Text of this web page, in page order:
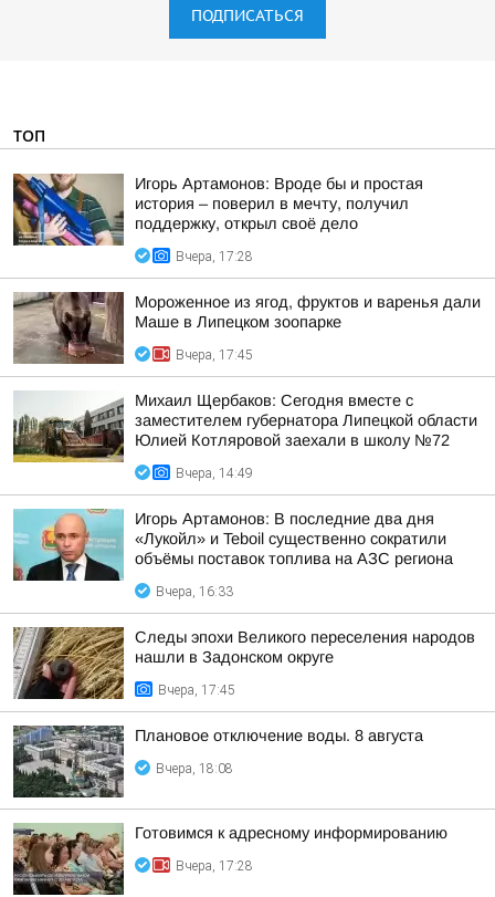
ПОДПИСАТЬСЯ
ТОП
Игорь Артамонов: Вроде бы и простая
история – поверил в мечту, получил
поддержку, открыл своё дело
Вчера, 17:28
Мороженное из ягод, фруктов и варенья дали
Маше в Липецком зоопарке
Вчера, 17:45
Михаил Щербаков: Сегодня вместе с
заместителем губернатора Липецкой области
Юлией Котляровой заехали в школу №72
Вчера, 14:49
Игорь Артамонов: В последние два дня
«Лукойл» и Teboil существенно сократили
объёмы поставок топлива на АЗС региона
Вчера, 16:33
Следы эпохи Великого переселения народов
нашли в Задонском округе
Вчера, 17:45
Плановое отключение воды. 8 августа
Вчера, 18:08
Готовимся к адресному информированию
Вчера, 17:28